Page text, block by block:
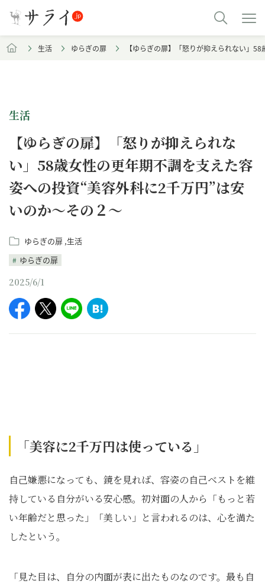
生活 ゆらぎの扉 【ゆらぎの扉】「怒りが抑えられない」
生活
【ゆらぎの扉】「怒りが抑えられな
い」58歳女性の更年期不調を支えた容
姿への投資“美容外科に2千万円”は安
いのか〜その２〜
ゆらぎの扉 生活
ゆらぎの扉
2025/6/1
「美容に2千万円は使っている」
自己嫌悪になっても、鏡を見れば、容姿の自己ベストを維
持している自分がいる安心感。初対面の人から「もっと若
い年齢だと思った」「美しい」と言われるのは、心を満た
したという。
「見た目は、自分の内面が表に出たものなのです。最も自